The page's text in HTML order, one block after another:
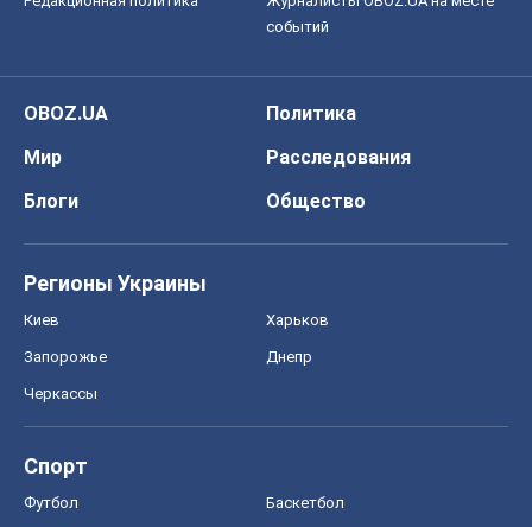
событий
OBOZ.UA
Политика
Мир
Расследования
Блоги
Общество
Регионы Украины
Киев Харьков
Запорожье Днепр
Черкассы
Спорт
Футбол Баскетбол